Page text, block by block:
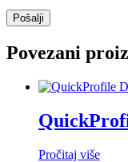
Povezani
Pročitaj više